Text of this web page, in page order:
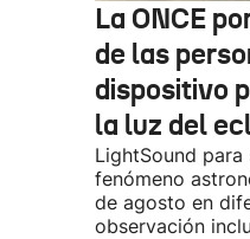
La ONCE
de las
dispositivo
la luz del
LightSound
fenómeno
de agosto en
observación